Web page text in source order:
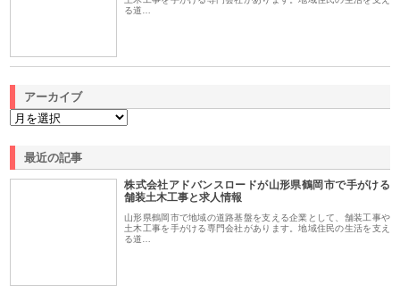
る道…
アーカイブ
最近の記事
株式会社アドバンスロードが山形県鶴岡市で手がける
舗装土木工事と求人情報
山形県鶴岡市で地域の道路基盤を支える企業として、舗装工事や
土木工事を手がける専門会社があります。地域住民の生活を支え
る道…